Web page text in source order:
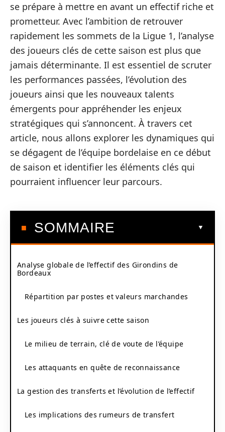
se prépare à mettre en avant un effectif riche et
prometteur. Avec l’ambition de retrouver
rapidement les sommets de la Ligue 1, l’analyse
des joueurs clés de cette saison est plus que
jamais déterminante. Il est essentiel de scruter
les performances passées, l’évolution des
joueurs ainsi que les nouveaux talents
émergents pour appréhender les enjeux
stratégiques qui s’annoncent. À travers cet
article, nous allons explorer les dynamiques qui
se dégagent de l’équipe bordelaise en ce début
de saison et identifier les éléments clés qui
pourraient influencer leur parcours.
SOMMAIRE
Analyse globale de l’effectif des Girondins de
Bordeaux
Répartition par postes et valeurs marchandes
Les joueurs clés à suivre cette saison
Le milieu de terrain, clé de voute de l’équipe
Les attaquants en quête de reconnaissance
La gestion des transferts et l’évolution de l’effectif
Les implications des rumeurs de transfert